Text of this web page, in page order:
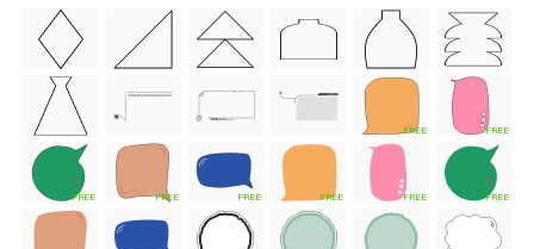
FREE FREE
FREE FREE FREE FREE FREE FREE